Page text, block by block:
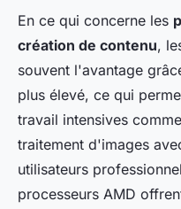
En ce qui concerne les
création de contenu,
souvent l'avantage
plus élevé, ce qui
travail intensives
traitement d'images
utilisateurs
processeurs AMD